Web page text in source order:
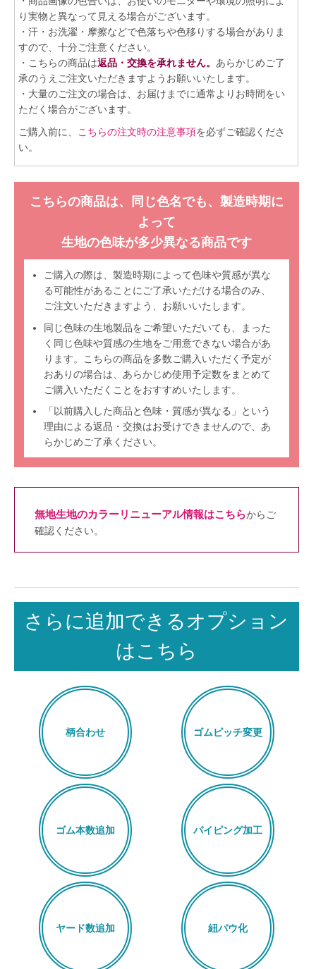
り実物と異なって見える場合がございます。
・汗・お洗濯・摩擦などで色落ちや色移りする場合がありま
すので、十分ご注意ください。
・こちらの商品は返品・交換を承れません。 あらかじめご了
承のうえご注文いただきますようお願いいたします。
・大量のご注文の場合は、お届けまでに通常よりお時間をい
ただく場合がございます。
ご購入前に、
こちらの注文時の注意事項を必ずご確認くださ
い。
こちらの商品は、同じ色名でも、製造時期に
よって
生地の色味が多少異なる商品です
ご購入の際は、製造時期によって色味や質感が異な
る可能性があることにご了承いただける場合のみ、
ご注文いただきますよう、お願いいたします。
同じ色味の生地製品をご希望いただいても、まった
く同じ色味や質感の生地をご用意できない場合があ
ります。こちらの商品を多数ご購入いただく予定が
おありの場合は、あらかじめ使用予定数をまとめて
ご購入いただくことをおすすめいたします。
「以前購入した商品と色味・質感が異なる」という
理由による返品・交換はお受けできませんので、あ
らかじめご了承ください。
無地生地のカラーリニューアル情報はこちらからご
確認ください。
さらに追加できるオプション
はこちら
柄合わせ ゴムピッチ変更
ゴム本数追加 パイピング加工
ヤード数追加 紐パウ化